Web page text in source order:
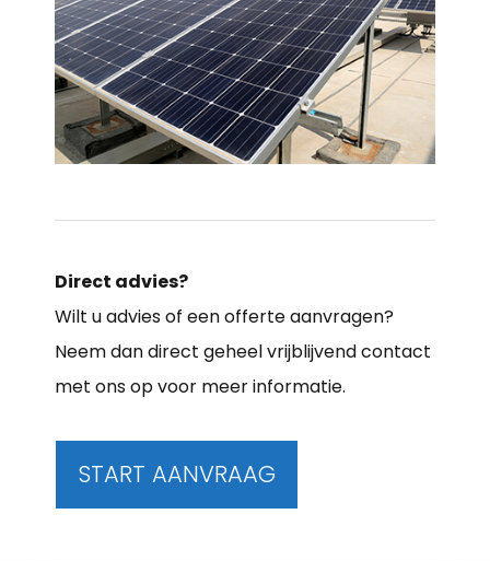
Direct advies?
Wilt u advies of een offerte aanvragen?
Neem dan direct geheel vrijblijvend contact
met ons op voor meer informatie.
START AANVRAAG